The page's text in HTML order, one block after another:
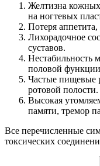
Желтизна
на ногтевых
Потеря
Лихорадочное
суставов.
Нестабильность
половой
Частые пищевые
ротовой полости.
Высокая
памяти, тремор
Все перечисленные
токсических